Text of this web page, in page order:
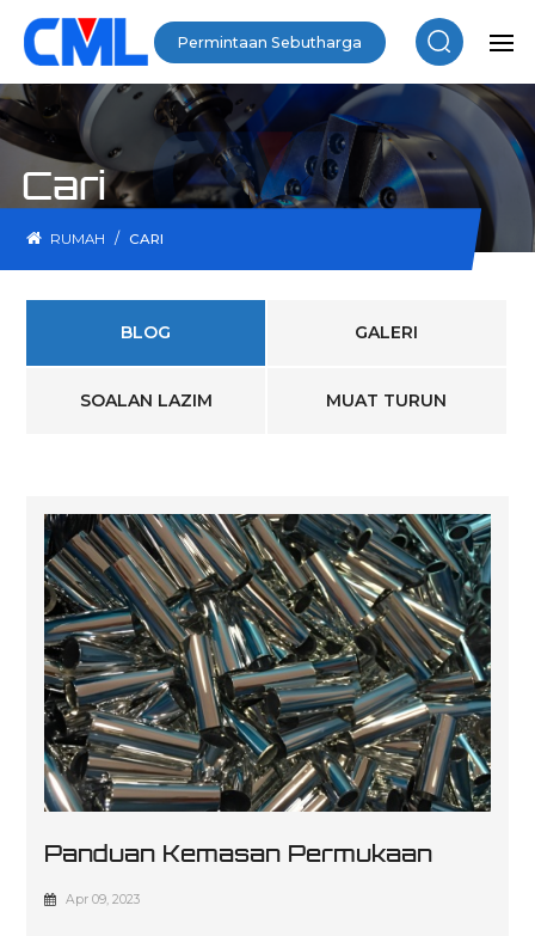
Permintaan Sebutharga
Cari
RUMAH / CARI
BLOG GALERI
SOALAN LAZIM MUAT TURUN
Panduan Kemasan Permukaan
Pada Bahagian Plastik Bermesin
Apr 09, 2023